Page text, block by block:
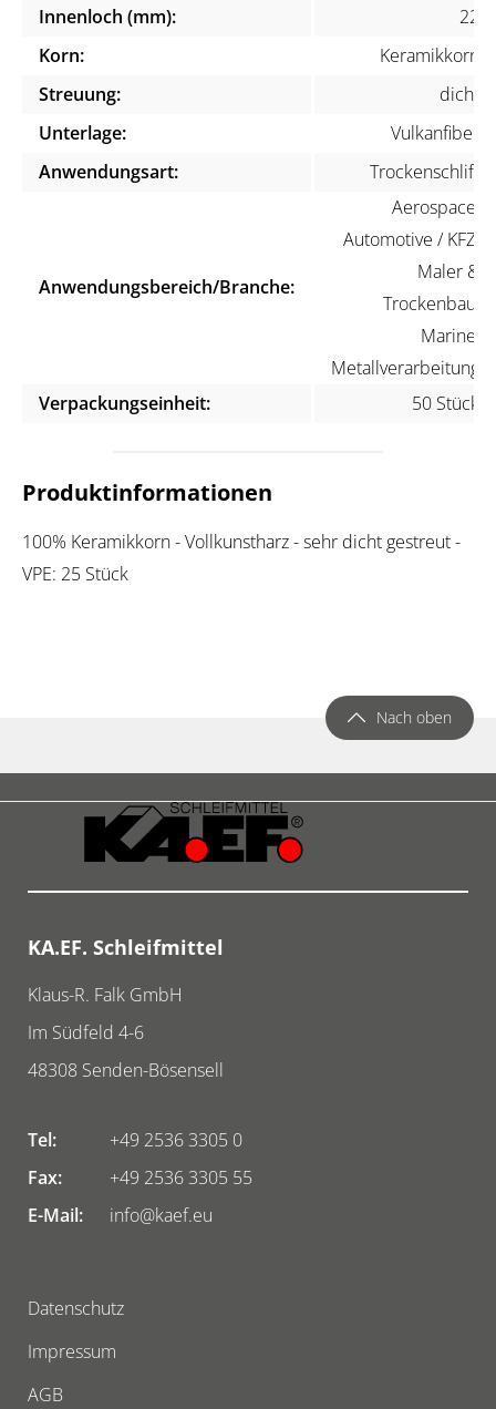
Innenloch (mm):
22
Korn:
Keramikkorn
Streuung:
dicht
Unterlage:
Vulkanfiber
Anwendungsart:
Trockenschliff
Anwendungsbereich/Branche:
Aerospace,
Automotive / KFZ,
Maler &
Trockenbau,
Marine,
Metallverarbeitung
Verpackungseinheit:
50 Stück
Produktinformationen
100% Keramikkorn - Vollkunstharz - sehr dicht gestreut -
VPE: 25 Stück
Nach oben
KA.EF. Schleifmittel
Klaus-R. Falk GmbH
Im Südfeld 4-6
48308 Senden-Bösensell
Tel:
+49 2536 3305 0
Fax:
+49 2536 3305 55
E-Mail:
info@kaef.eu
Datenschutz
Impressum
AGB